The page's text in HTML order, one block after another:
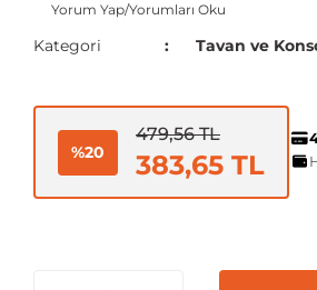
Yorum Yap/Yorumları Oku
Kategori Tavan ve
%20
479,56 TL
383,65 TL